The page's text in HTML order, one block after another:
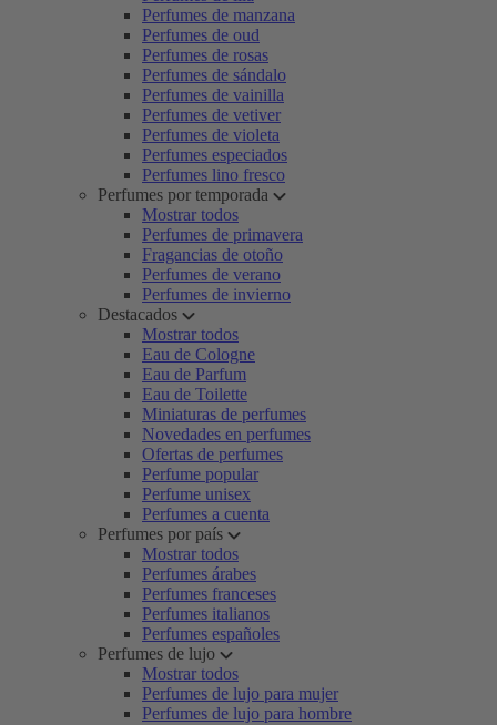
Perfumes de manzana
Perfumes de oud
Perfumes de rosas
Perfumes de sándalo
Perfumes de vainilla
Perfumes de vetiver
Perfumes de violeta
Perfumes especiados
Perfumes lino fresco
Perfumes por temporada
Mostrar todos
Perfumes de primavera
Fragancias de otoño
Perfumes de verano
Perfumes de invierno
Destacados
Mostrar todos
Eau de Cologne
Eau de Parfum
Eau de Toilette
Miniaturas de perfumes
Novedades en perfumes
Ofertas de perfumes
Perfume popular
Perfume unisex
Perfumes a cuenta
Perfumes por país
Mostrar todos
Perfumes árabes
Perfumes franceses
Perfumes italianos
Perfumes españoles
Perfumes de lujo
Mostrar todos
Perfumes de lujo para mujer
Perfumes de lujo para hombre